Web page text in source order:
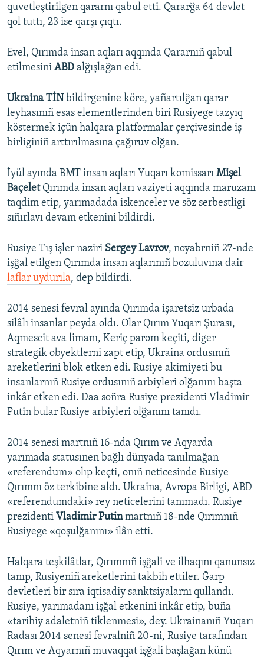
quvetleştirilgen qararnı qabul etti. Qararğa 64 devlet
qol tuttı, 23 ise qarşı çıqtı.
Evel, Qırımda insan aqları aqqında Qararnıñ qabul
etilmesini ABD alğışlağan edi.
Ukraina TİN bildirgenine köre, yañartılğan qarar
leyhasınıñ esas elementlerinden biri Rusiyege tazyıq
köstermek içün halqara platformalar çerçivesinde iş
birliginiñ arttırılmasına çağıruv olğan.
İyül ayında BMT insan aqları Yuqarı komissarı Mişel
BaçeletQırımda insan aqları vaziyeti aqqında maruzanı
taqdim etip, yarımadada iskenceler ve söz serbestligi
sıñırlavı devam etkenini bildirdi.
Rusiye Tış işler naziri Sergey Lavrov, noyabrniñ 27-nde
işğal etilgen Qırımda insan aqlarınıñ bozuluvına dair
laflar uydurıla, dep bildirdi.
2014 senesi fevral ayında Qırımda işaretsiz urbada
silâlı insanlar peyda oldı. Olar Qırım Yuqarı Şurası,
Aqmescit ava limanı, Keriç parom keçiti, diger
strategik obyektlerni zapt etip, Ukraina ordusınıñ
areketlerini blok etken edi. Rusiye akimiyeti bu
insanlarnıñ Rusiye ordusınıñ arbiyleri olğanını başta
inkâr etken edi. Daa soñra Rusiye prezidenti Vladimir
Putin bular Rusiye arbiyleri olğanını tanıdı.
2014 senesi martnıñ 16-nda Qırım ve Aqyarda
yarımada statusınen bağlı dünyada tanılmağan
«referendum» olıp keçti, onıñ neticesinde Rusiye
Qırımnı öz terkibine aldı. Ukraina, Avropa Birligi, ABD
«referendumdaki» rey neticelerini tanımadı. Rusiye
prezidenti Vladimir Putinmartnıñ 18-nde Qırımnıñ
Rusiyege «qoşulğanını» ilân etti.
Halqara teşkilâtlar, Qırımnıñ işğali ve ilhaqını qanunsız
tanıp, Rusiyeniñ areketlerini takbih ettiler. Ğarp
devletleri bir sıra iqtisadiy sanktsiyalarnı qullandı.
Rusiye, yarımadanı işğal etkenini inkâr etip, buña
«tarihiy adaletniñ tiklenmesi», dey. Ukrainanıñ Yuqarı
Radası 2014 senesi fevralniñ 20-ni, Rusiye tarafından
Qırım ve Aqyarnıñ muvaqqat işğali başlağan künü